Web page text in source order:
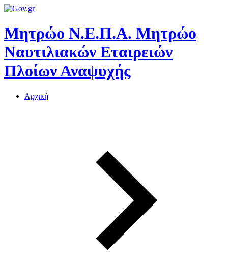
Μητρώο Ν.Ε.Π.Α. Μητρώο
Ναυτιλιακών Εταιρειών
Πλοίων Αναψυχής
Αρχική